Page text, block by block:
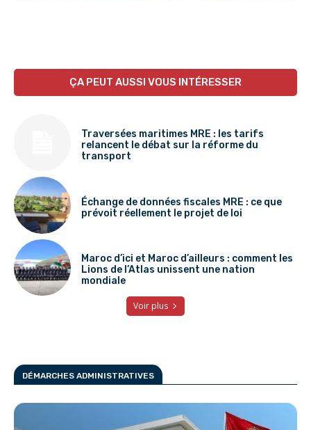
ÇA PEUT AUSSI VOUS INTÉRESSER
Traversées maritimes MRE : les tarifs
relancent le débat sur la réforme du
transport
Échange de données fiscales MRE : ce que
prévoit réellement le projet de loi
Maroc d’ici et Maroc d’ailleurs : comment les
Lions de l’Atlas unissent une nation
mondiale
Voir plus
DÉMARCHES ADMINISTRATIVES